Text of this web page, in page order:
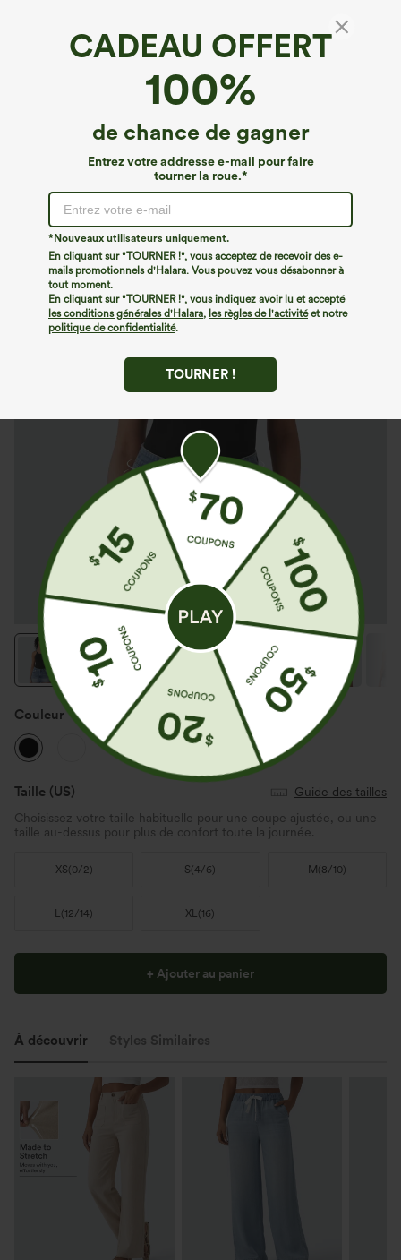
CADEAU OFFERT
100%
de chance de gagner
Entrez votre addresse e-mail pour faire
tourner la roue.*
*Nouveaux utilisateurs uniquement.
En cliquant sur "TOURNER !", vous acceptez de recevoir des e-
mails promotionnels d'Halara. Vous pouvez vous désabonner à
tout moment.
En cliquant sur "TOURNER !", vous indiquez avoir lu et accepté
les conditions générales d'Halara, les règles de l'activitéet notre
politique de confidentialité.
TOURNER !
Top sans coutures Flow Lounge gainant à
€26,95 EUR
Couleur Noir
Taille (US)
Guide des tailles
Choisissez votre taille habituelle pour une coupe ajustée, ou une
taille au-dessus pour plus de confort toute la journée.
XS(0/2) S(4/6) M (8/10)
L(12/14) XL(16)
+ Ajouter au panier
À découvrir Styles Similaires